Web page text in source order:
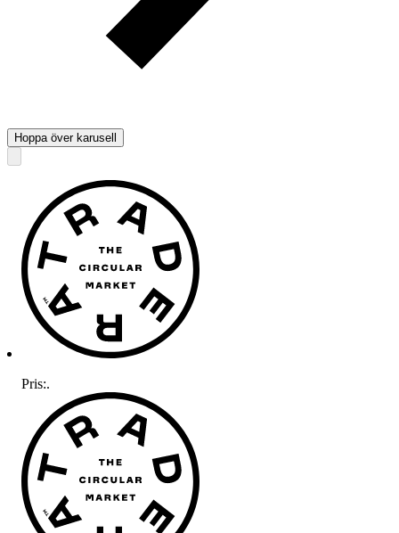
Hoppa över karusell
Pris:.